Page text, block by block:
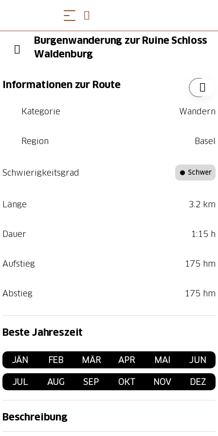
Burgenwanderung zur Ruine Schloss
Waldenburg
Informationen zur Route
Kategorie Wandern
Region Basel
Schwierigkeitsgrad Schwer
Länge 3.2 km
Dauer 1:15 h
Aufstieg 175 hm
Abstieg 175 hm
Beste Jahreszeit
JÄN FEB MÄR APR MAI JUN
JUL AUG SEP OKT NOV DEZ
Beschreibung